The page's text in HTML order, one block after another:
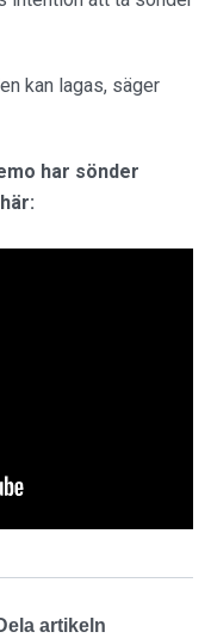
kan lagas, säger
har sönder
artikeln